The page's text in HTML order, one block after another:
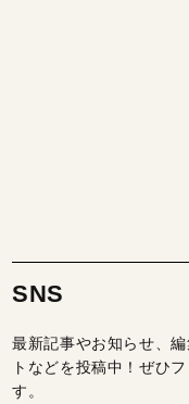
SNS
最新記事やお知らせ、
トなどを投稿中！ぜひ
す。